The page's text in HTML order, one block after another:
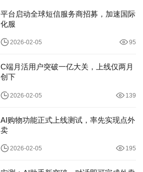
平台启动全球短信服务商招募，加速国际
化服
2026-02-05 95
C端月活用户突破一亿大关，上线仅两月
创下
2026-02-05 139
AI购物功能正式上线测试，率先实现点外
卖
2026-02-05 195